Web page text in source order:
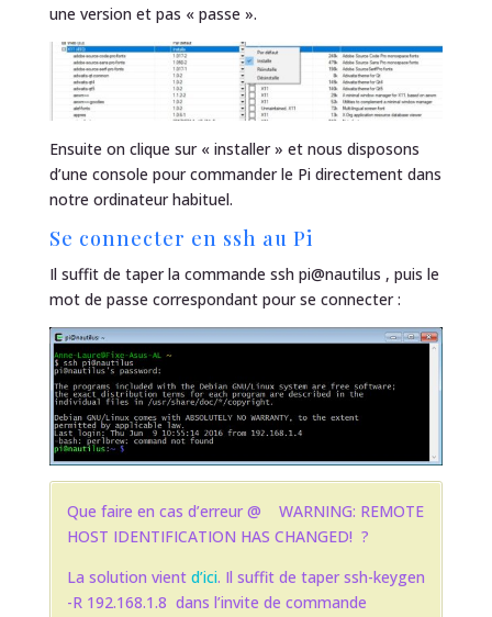
une version et pas « passe ».
Ensuite on clique sur « installer » et nous disposons
d’une console pour commander le Pi directement dans
notre ordinateur habituel.
Se connecter en ssh au Pi
Il suffit de taper la commande ssh pi@nautilus , puis le
mot de passe correspondant pour se connecter :
Que faire en cas d’erreur @ WARNING: REMOTE
HOST IDENTIFICATION HAS CHANGED! ?
La solution vient d’ici. Il suffit de taper ssh-keygen
-R 192.168.1.8 dans l’invite de commande